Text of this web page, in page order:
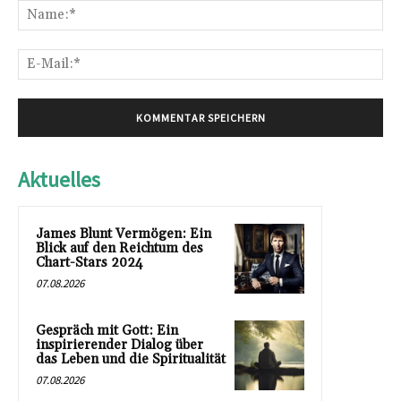
Aktuelles
James Blunt Vermögen: Ein
Blick auf den Reichtum des
Chart-Stars 2024
07.08.2026
Gespräch mit Gott: Ein
inspirierender Dialog über
das Leben und die Spiritualität
07.08.2026